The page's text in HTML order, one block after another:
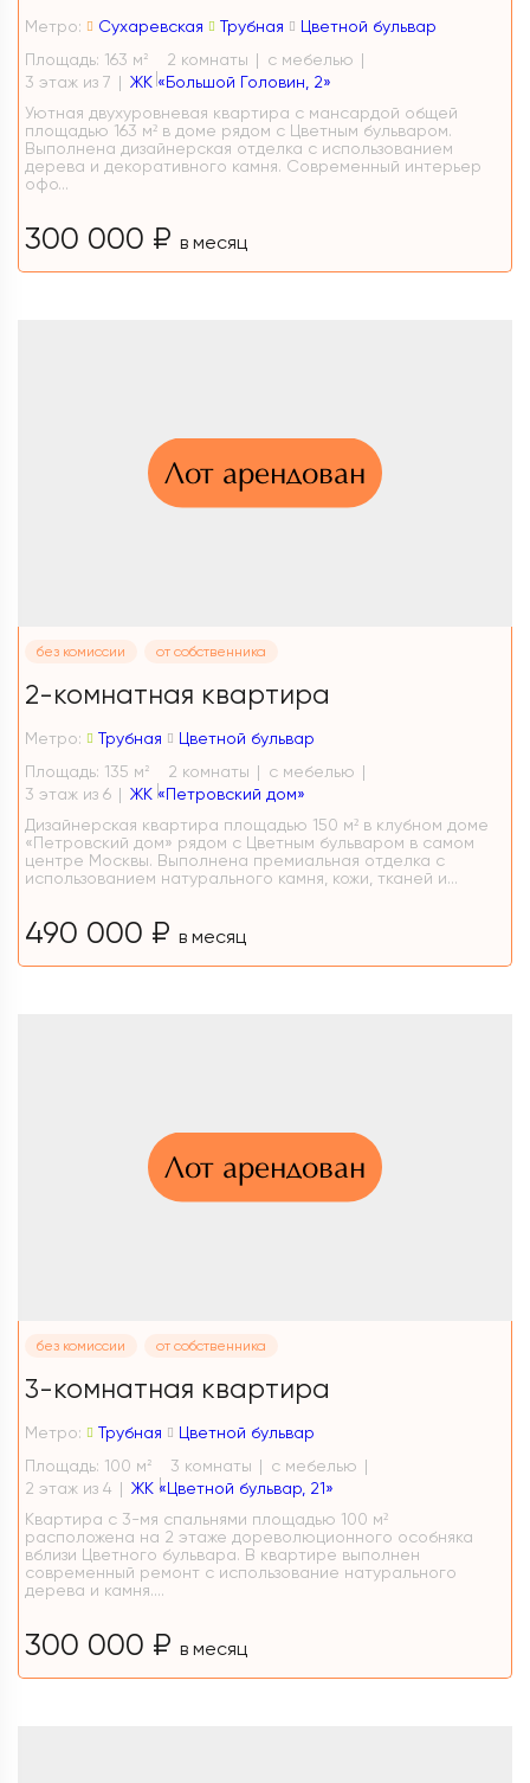
Метро: Сухаревская Трубная
Цветной бульвар
Площадь: 163 м 2 2 комнаты
с мебелью
3 этаж из 7
ЖК «Большой Головин, 2»
Уютная двухуровневая квартира с мансардой общей
площадью 163 м² в доме рядом с Цветным бульваром.
Выполнена дизайнерская отделка с использованием
дерева и декоративного камня. Современный интерьер
офо...
300 000 ₽ в месяц
Лот арендован
без комиссии от собственника
2-комнатная квартира
Метро: Трубная
Цветной бульвар
Площадь: 135 м 2 2 комнаты
с мебелью
3 этаж из 6
ЖК «Петровский дом»
Дизайнерская квартира площадью 150 м² в клубном доме
«Петровский дом» рядом с Цветным бульваром в самом
центре Москвы. Выполнена премиальная отделка с
использованием натурального камня, кожи, тканей и...
490 000 ₽ в месяц
Лот арендован
без комиссии от собственника
3-комнатная квартира
Метро: Трубная
Цветной бульвар
Площадь: 100 м 2 3 комнаты
с мебелью
2 этаж из 4
ЖК «Цветной бульвар, 21»
Квартира с 3-мя спальнями площадью 100 м²
расположена на 2 этаже дореволюционного особняка
вблизи Цветного бульвара. В квартире выполнен
современный ремонт с использование натурального
дерева и камня....
300 000 ₽ в месяц